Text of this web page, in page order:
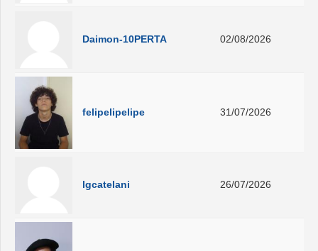
Daimon-10PERTA 02/08/2026
felipelipelipe 31/07/2026
lgcatelani 26/07/2026